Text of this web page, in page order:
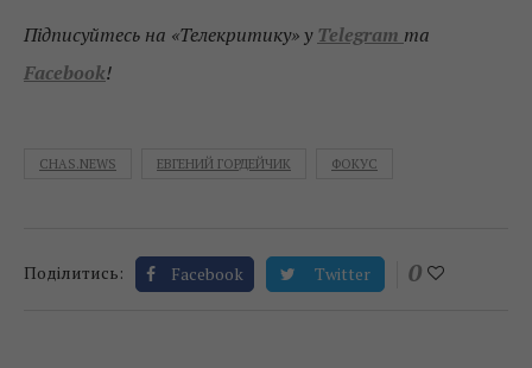
Підписуйтесь на «Телекритику»у Telegram та
Facebook!
CHAS.NEWS ЕВГЕНИЙ ГОРДЕЙЧИК ФОКУС
Поділитись: Facebook Twitter 0